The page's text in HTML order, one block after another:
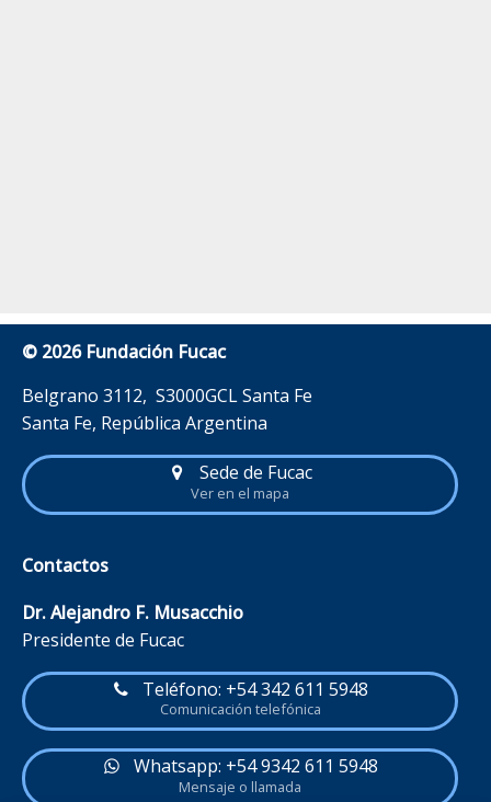
© 2026 Fundación Fucac
Belgrano 3112, S3000GCL Santa Fe
Santa Fe, República Argentina
Sede de Fucac
Ver en el mapa
Contactos
Dr. Alejandro F. Musacchio
Presidente de Fucac
Teléfono: +54 342 611 5948
Comunicación telefónica
Whatsapp: +54 9342 611 5948
Mensaje o llamada